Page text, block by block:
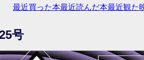
最近買った本最近読んだ本最近観た
号